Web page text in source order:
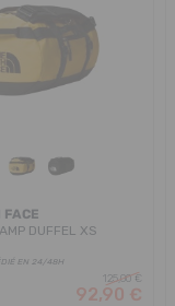
FACE
DUFFEL XS
EN 24/48H
125,00 €
92,90 €